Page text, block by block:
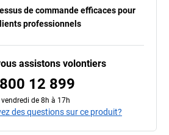
de commande efficaces pour
professionnels
assistons volontiers
12 899
de 8h à 17h
des questions sur ce produit?